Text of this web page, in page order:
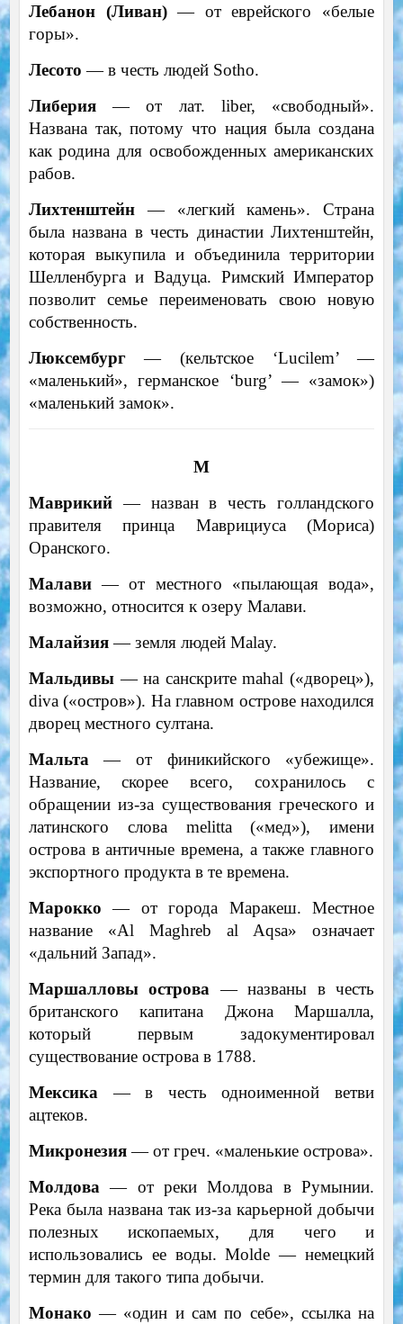
Лебанон (Ливан)— от еврейского «белые
горы».
Лесото — в честь людей Sotho.
Либерия— от лат. liber, «свободный».
Названа так, потому что нация была создана
как родина для освобожденных американских
рабов.
Лихтенштейн— «легкий камень». Страна
была названа в честь династии Лихтенштейн,
которая выкупила и объединила территории
Шелленбурга и Вадуца. Римский Император
позволит семье переименовать свою новую
собственность.
Люксембург— (кельтское ‘Lucilem’ —
«маленький», германское ‘burg’ — «замок»)
«маленький замок».
М
Маврикий— назван в честь голландского
правителя принца Маврициуса (Мориса)
Оранского.
Малави— от местного «пылающая вода»,
возможно, относится к озеру Малави.
Малайзия— земля людей Malay.
Мальдивы— на санскрите mahal («дворец»),
diva («остров»). На главном острове находился
дворец местного султана.
Мальта — от финикийского «убежище».
Название, скорее всего, сохранилось с
обращении из-за существования греческого и
латинского слова melitta («мед»), имени
острова в античные времена, а также главного
экспортного продукта в те времена.
Марокко — от города Маракеш. Местное
название «Al Maghreb al Aqsa» означает
«дальний Запад».
Маршалловы острова — названы в честь
британского капитана Джона Маршалла,
который первым задокументировал
существование острова в 1788.
Мексика — в честь одноименной ветви
ацтеков.
Микронезия— от греч. «маленькие острова».
Молдова — от реки Молдова в Румынии.
Река была названа так из-за карьерной добычи
полезных ископаемых, для чего и
использовались ее воды. Molde — немецкий
термин для такого типа добычи.
Монако — «один и сам по себе», ссылка на